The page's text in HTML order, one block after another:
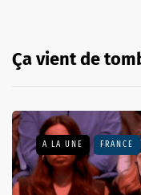
Ça vient de
A LA UNE FRANCE